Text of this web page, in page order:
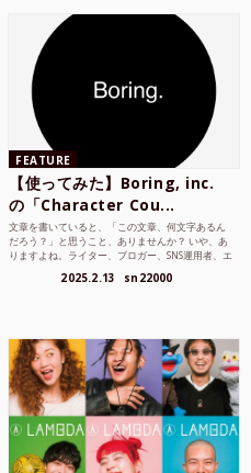
FEATURE
【使ってみた】Boring, inc.
の「Character Cou...
文章を書いていると、「この文章、何文字あるん
だろう？」と思うこと、ありませんか？ いや、あ
りますよね。ライター、ブロガー、SNS運用者、エ
2025.2.13 sn22000